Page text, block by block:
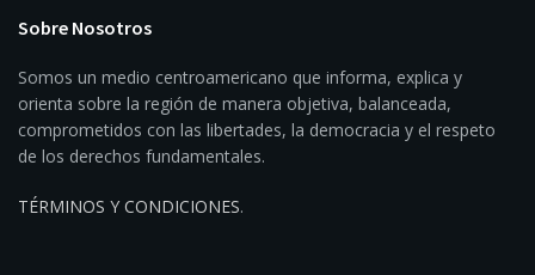
Sobre Nosotros
Somos un medio centroamericano que informa, explica y
orienta sobre la región de manera objetiva, balanceada,
comprometidos con las libertades, la democracia y el respeto
de los derechos fundamentales.
TÉRMINOS Y CONDICIONES.